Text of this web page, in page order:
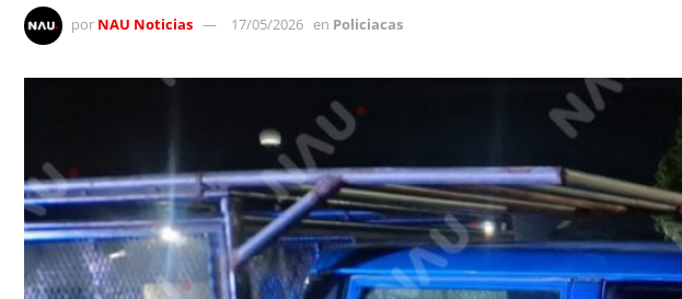
por NAU Noticias 17/05/2026 en Policiacas